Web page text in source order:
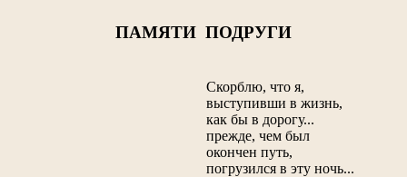
ПАМЯТИ ПОДРУГИ
Скорблю, что я,
выступивши в жизнь,
как бы в дорогу...
прежде, чем был
окончен путь,
погрузился в эту ночь...